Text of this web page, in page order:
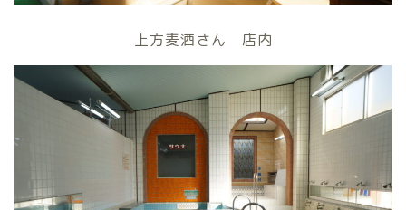
上方麦酒さん 店内